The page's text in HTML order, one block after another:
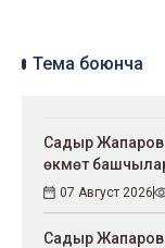
Тема боюнча
Садыр Жапаров
өкмөт
07 Август 2026
Садыр